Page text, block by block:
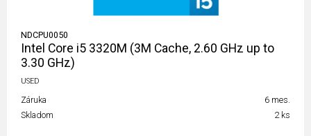
NDCPU0050
Intel Core i5 3320M (3M Cache, 2.60 GHz up to
3.30 GHz)
USED
Záruka
6 mes.
Skladom
2 ks